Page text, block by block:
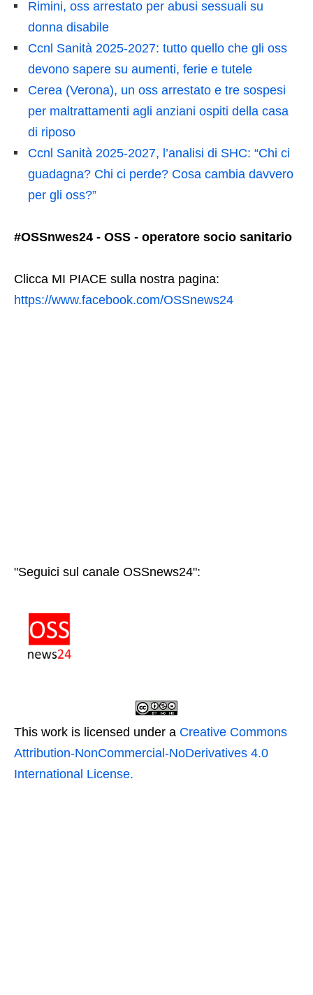
Rimini, oss arrestato per abusi sessuali su
donna disabile
Ccnl Sanità 2025-2027: tutto quello che gli oss
devono sapere su aumenti, ferie e tutele
Cerea (Verona), un oss arrestato e tre sospesi
per maltrattamenti agli anziani ospiti della casa
di riposo
Ccnl Sanità 2025-2027, l’analisi di SHC: “Chi ci
guadagna? Chi ci perde? Cosa cambia davvero
per gli oss?”
#OSSnwes24 - OSS - operatore socio sanitario
Clicca MI PIACE sulla nostra pagina:
https://www.facebook.com/OSSnews24
"Seguici sul canale OSSnews24":
This work is licensed under a Creative Commons
Attribution-NonCommercial-NoDerivatives 4.0
International License.